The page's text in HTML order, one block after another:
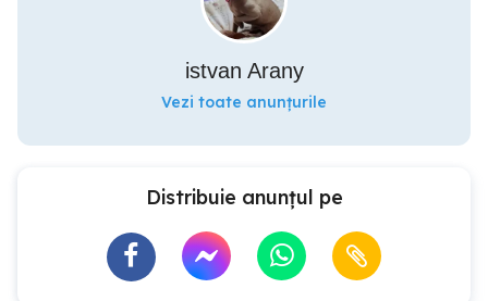
istvan Arany
Vezi toate anunțurile
Distribuie anunțul pe